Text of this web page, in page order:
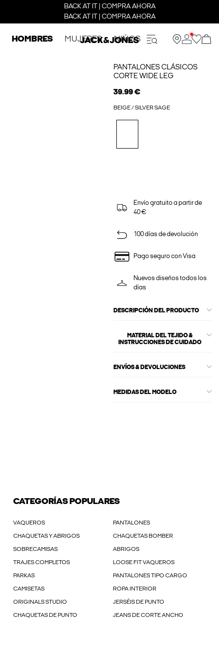
BACK AT IT | COMPRA AHORA
BACK AT IT | COMPRA AHORA
HOMBRES MUJERES NIÑOS
PANTALONES CLÁSICOS
CORTE WIDE LEG
39.99 €
BEIGE / SILVER SAGE
Envío gratuito a partir de
40 €
100 días de devolución
Pago seguro con Visa
Nuevos diseños todos los
días
DESCRIPCIÓN DEL PRODUCTO
MATERIAL DEL TEJIDO &
INSTRUCCIONES DE CUIDADO
ENVÍOS & DEVOLUCIONES
MEDIDAS DEL MODELO
CATEGORÍAS POPULARES
VAQUEROS PANTALONES
CHAQUETAS Y ABRIGOS CHAQUETAS BOMBER
SOBRECAMISAS ABRIGOS
TRAJES COMPLETOS LOOSE FIT VAQUEROS
PARKAS PANTALONES TIPO CARGO
CAMISETAS ROPA INTERIOR
ORIGINALS STUDIO JERSÉIS DE PUNTO
CHAQUETAS DE PUNTO JEANS DE CORTE ANCHO